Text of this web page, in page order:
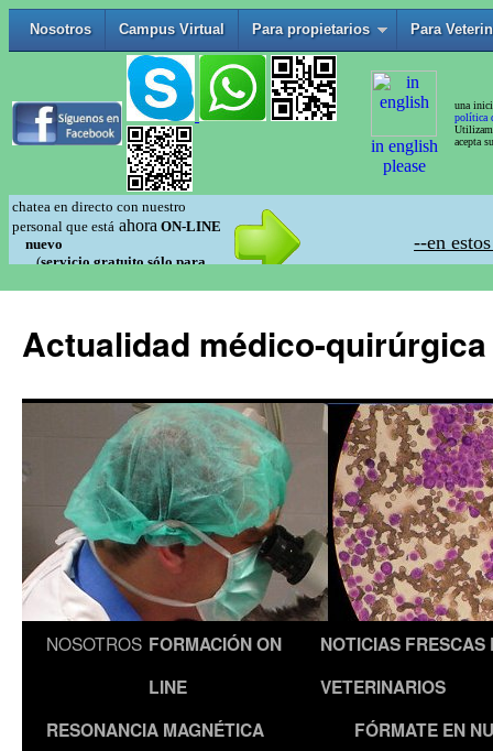
Actualidad médico-
NOSOTROS FORMACIÓN ON
LINE
NOTICIAS FRESCAS
VETERINARIOS
RESONANCIA MAGNÉTICA
FÓRMATE EN